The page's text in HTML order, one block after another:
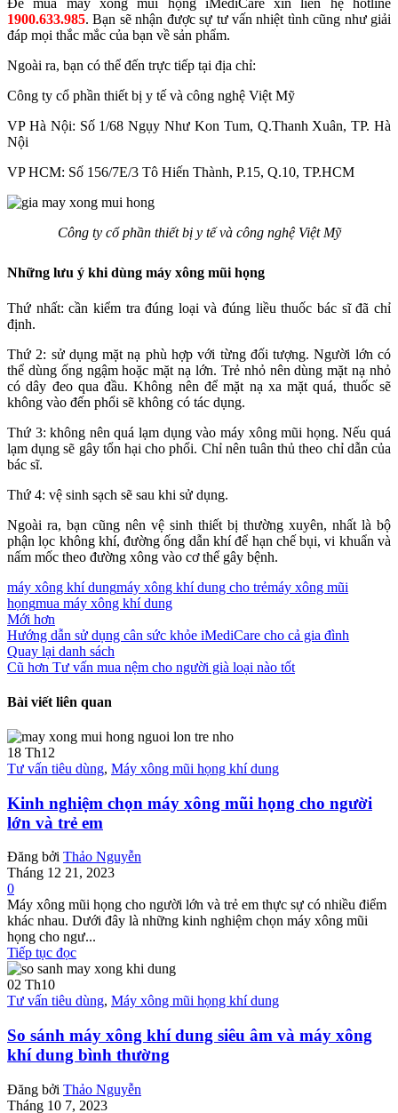
1900.633.985. Bạn sẽ nhận được sự tư vấn nhiệt tình cũng như giải
đáp mọi thắc mắc của bạn về sản phẩm.
Ngoài ra, bạn có thể đến trực tiếp tại địa chỉ:
Công ty cổ phần thiết bị y tế và công nghệ Việt Mỹ
VP Hà Nội: Số 1/68 Ngụy Như Kon Tum, Q.Thanh Xuân, TP. Hà
Nội
VP HCM: Số 156/7E/3 Tô Hiến Thành, P.15, Q.10, TP.HCM
Công ty cổ phần thiết bị y tế và công nghệ Việt Mỹ
Những lưu ý khi dùng máy xông mũi họng
Thứ nhất: cần kiểm tra đúng loại và đúng liều thuốc bác sĩ đã chỉ
định.
Thứ 2: sử dụng mặt nạ phù hợp với từng đối tượng. Người lớn có
thể dùng ống ngậm hoặc mặt nạ lớn. Trẻ nhỏ nên dùng mặt nạ nhỏ
có dây đeo qua đầu. Không nên để mặt nạ xa mặt quá, thuốc sẽ
không vào đến phổi sẽ không có tác dụng.
Thứ 3: không nên quá lạm dụng vào máy xông mũi họng. Nếu quá
lạm dụng sẽ gây tổn hại cho phổi. Chỉ nên tuân thủ theo chỉ dẫn của
bác sĩ.
Thứ 4: vệ sinh sạch sẽ sau khi sử dụng.
Ngoài ra, bạn cũng nên vệ sinh thiết bị thường xuyên, nhất là bộ
phận lọc không khí, đường ống dẫn khí để hạn chế bụi, vi khuẩn và
nấm mốc theo đường xông vào cơ thể gây bệnh.
máy xông khí dungmáy xông khí dung cho trẻmáy xông mũi
họngmua máy xông khí dung
Mới hơn
Hướng dẫn sử dụng cân sức khỏe iMediCare cho cả gia đình
Quay lại danh sách
Cũ hơn Tư vấn mua nệm cho người già loại nào tốt
Bài viết liên quan
18 Th12
Tư vấn tiêu dùng, Máy xông mũi họng khí dung
Kinh nghiệm chọn máy xông mũi họng cho người
lớn và trẻ em
Đăng bởi Thảo Nguyễn
Tháng 12 21, 2023
0
Máy xông mũi họng cho người lớn và trẻ em thực sự có nhiều điểm
khác nhau. Dưới đây là những kinh nghiệm chọn máy xông mũi
họng cho ngư...
Tiếp tục đọc
02 Th10
Tư vấn tiêu dùng, Máy xông mũi họng khí dung
So sánh máy xông khí dung siêu âm và máy xông
khí dung bình thường
Đăng bởi Thảo Nguyễn
Tháng 10 7, 2023